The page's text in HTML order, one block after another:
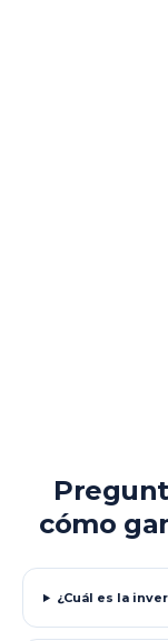
cómo
¿Cuál es la